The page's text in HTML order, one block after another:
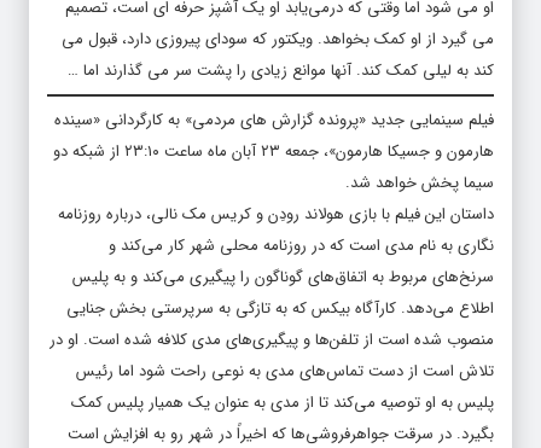
او می شود اما وقتی که درمی‌یابد او یک آشپز حرفه ای است، تصمیم
می گیرد از او کمک بخواهد. ویکتور که سودای پیروزی دارد، قبول می
کند به لیلی کمک کند. آنها موانع زیادی را پشت سر می گذارند اما …
فیلم سینمایی جدید «پرونده گزارش های مردمی» به کارگردانی «سینده
هارمون و جسیکا هارمون»، جمعه ۲۳ آبان ماه ساعت ۲۳:۱۰ از شبکه دو
سیما پخش خواهد شد.
داستان این فیلم با بازی هولاند رودِن و کریس مک نالی، درباره روزنامه
نگاری به نام مدی است که در روزنامه محلی شهر کار می‌کند و
سرنخ‌های مربوط به اتفاق‌های گوناگون را پیگیری می‌کند و به پلیس
اطلاع می‌دهد. کارآگاه بیکس که به تازگی به سرپرستی بخش جنایی
منصوب شده است از تلفن‌ها و پیگیری‌های مدی کلافه شده است. او در
تلاش است از دست تماس‌های مدی به نوعی راحت شود اما رئیس
پلیس به او توصیه می‌کند تا از مدی به عنوان یک همیار پلیس کمک
بگیرد. در سرقت جواهرفروشی‌ها که اخیراً در شهر رو به افزایش است